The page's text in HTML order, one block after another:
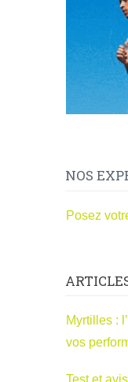
NOS
Posez
Myrtilles :
vos